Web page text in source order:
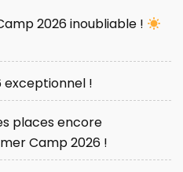
2026 inoubliable !
exceptionnel !
places encore
Camp 2026 !